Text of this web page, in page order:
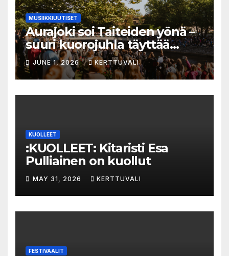
MUSIIKKIUUTISET
Aurajoki soi Taiteiden yönä –
suuri kuorojuhla täyttää
jokirannan musiikilla
JUNE 1, 2026 KERTTUVALI
KUOLLEET
:KUOLLEET: Kitaristi Esa
Pulliainen on kuollut
MAY 31, 2026 KERTTUVALI
FESTIVAALIT